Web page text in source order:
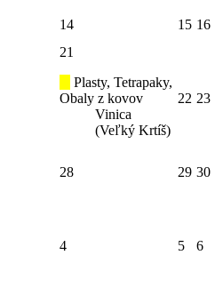
14 15 16
21
Plasty, Tetrapaky,
Obaly z kovov
Vinica
(Veľký Krtíš)
22 23
28 29 30
4 5 6